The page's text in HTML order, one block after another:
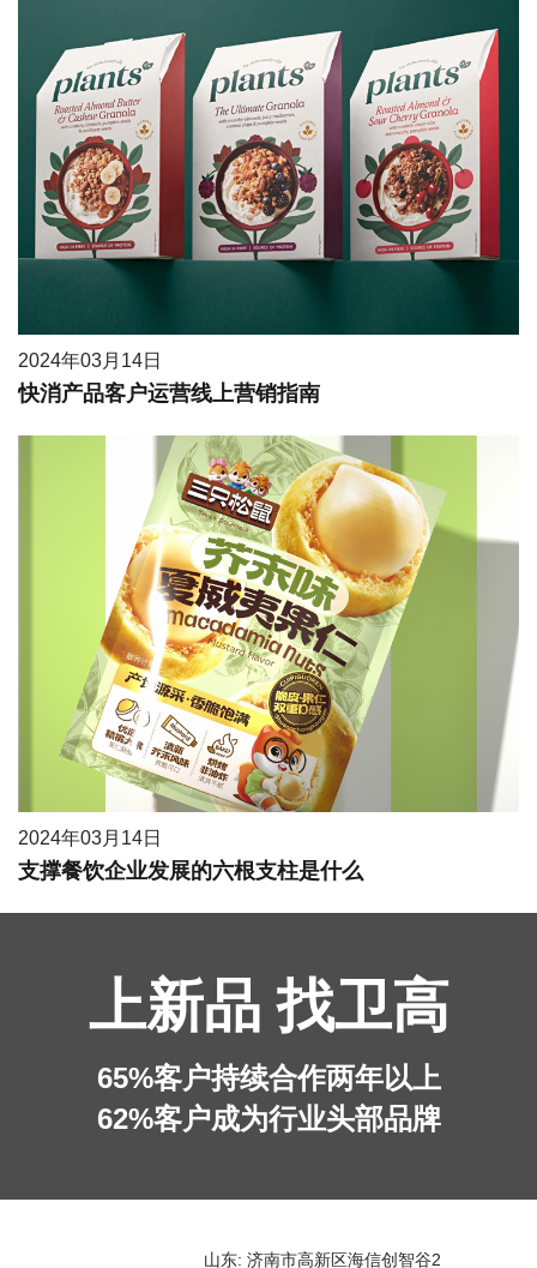
2024年03月14日
快消产品客户运营线上营销指南
2024年03月14日
支撑餐饮企业发展的六根支柱是什么
上新品 找卫高
65%客户持续合作两年以上
62%客户成为行业头部品牌
山东: 济南市高新区海信创智谷2